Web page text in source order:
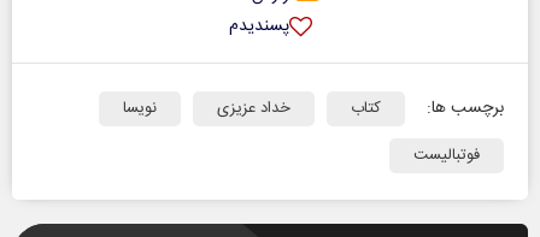
پسندیدم
برچسب ها: کتاب خداد عزیزی
نویسا
فوتبالیست